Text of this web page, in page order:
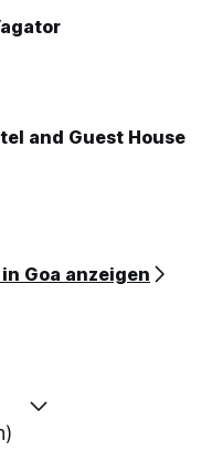
and Guest House
Goa anzeigen